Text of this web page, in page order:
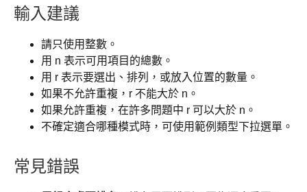
輸入建議
請只使用整數。
用 n 表示可用項目的總數。
用 r 表示要選出、排列，或放入位置的數量。
如果不允許重複，r 不能大於 n。
如果允許重複，在許多問題中 r 可以大於 n。
不確定適合哪種模式時，可使用範例類型下拉選單。
常見錯誤